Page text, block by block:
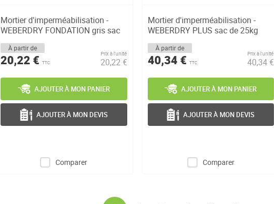
Mortier d'imperméabilisation -
WEBERDRY FONDATION gris sac
de 25k...
À partir de
20,22 € TTC
Prix à l’unité
20,22 €
Comparer
AJOUTER À MON PANIER
AJOUTER À MON DEVIS
Mortier d'imperméabilisation -
WEBERDRY PLUS sac de 25kg
À partir de
40,34 € TTC
Prix à l’unité
40,34 €
Comparer
AJOUTER À MON PANIER
AJOUTER À MON DEVIS
Page